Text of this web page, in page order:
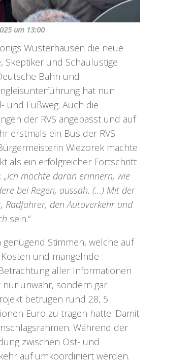
um 13:00
Wusterhausen die neue
und Schaulustige
Bahn und
hat nun
und Fußweg. Auch die
der RVS angepasst und auf
erstmals ein Bus der RVS
Wiezorek machte
als ein erfolgreicher Fortschritt
Ich möchte daran erinnern, wie
bei Regen, aussah. (…) Mit der
Radfahrer, den Autoverkehr und
sein.“
Stimmen, welche auf
und mangelnde
aller Informationen
unwahr, sondern gar
betrugen rund 28, 5
Euro zu tragen hatte. Damit
Während der
zwischen Ost- und
auf umkoordiniert werden.